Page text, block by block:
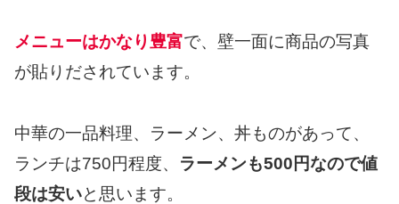
メニューはかなり豊富で、壁一面に商品の写真
が貼りだされています。
中華の一品料理、ラーメン、丼ものがあって、
ランチは750円程度、 ラーメンも500円なので値
段は安いと思います。